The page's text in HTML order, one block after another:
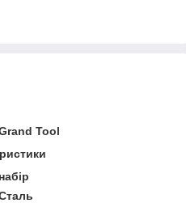
Tool
набір